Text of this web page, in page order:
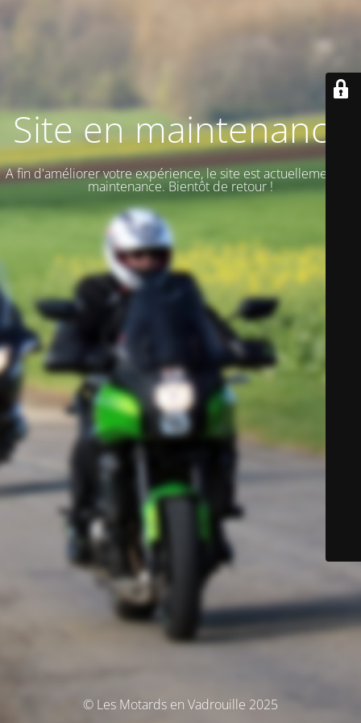
Site en maintenance
A fin d'améliorer votre expérience, le site est actuellement en
maintenance. Bientôt de retour !
© Les Motards en Vadrouille 2025